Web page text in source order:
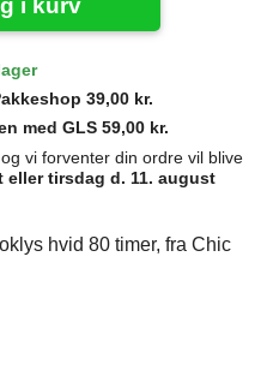
i kurv
39,00 kr.
med GLS 59,00 kr.
vi forventer din ordre vil blive
eller tirsdag d. 11. august
hvid 80 timer, fra Chic